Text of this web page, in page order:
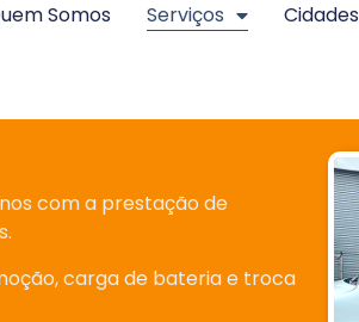
Somos Serviços Cidades
com a prestação de
carga de bateria e troca